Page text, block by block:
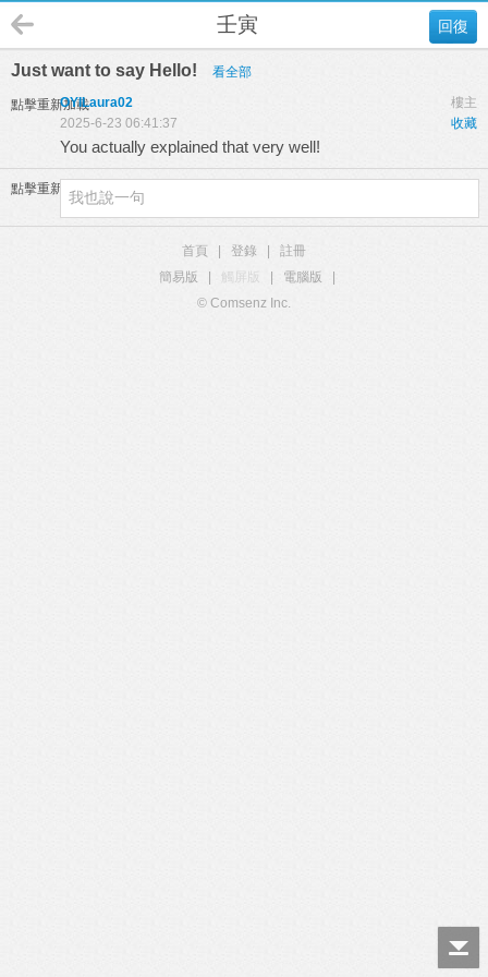
回復
壬寅
Just want to say Hello! 看全部
點擊重新加載 樓主
OYILaura02
收藏
2025-6-23 06:41:37
You actually explained that very well!
點擊重新加載
首頁 登錄
註冊
簡易版
觸屏版 電腦版
© Comsenz Inc.